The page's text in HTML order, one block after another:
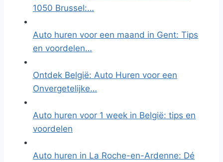
1050 Brussel:…
Auto huren voor een maand in Gent: Tips
en voordelen…
Ontdek België: Auto Huren voor een
Onvergetelijke…
Auto huren voor 1 week in België: tips en
voordelen
Auto huren in La Roche-en-Ardenne: Dé